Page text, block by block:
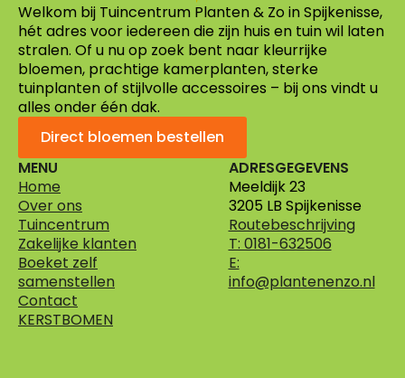
Welkom bij Tuincentrum Planten & Zo in Spijkenisse,
hét adres voor iedereen die zijn huis en tuin wil laten
stralen. Of u nu op zoek bent naar kleurrijke
bloemen, prachtige kamerplanten, sterke
tuinplanten of stijlvolle accessoires – bij ons vindt u
alles onder één dak.
Direct bloemen bestellen
MENU
Home
Over ons
Tuincentrum
Zakelijke klanten
Boeket zelf
samenstellen
Contact
KERSTBOMEN
ADRESGEGEVENS
Meeldijk 23
3205 LB Spijkenisse
Routebeschrijving
T: 0181-632506
E:
info@plantenenzo.nl